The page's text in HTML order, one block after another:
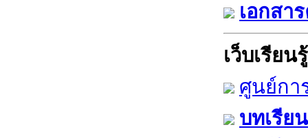
เอกสา
เว็บเรียนรู้
ศูนย์กา
บทเรีย